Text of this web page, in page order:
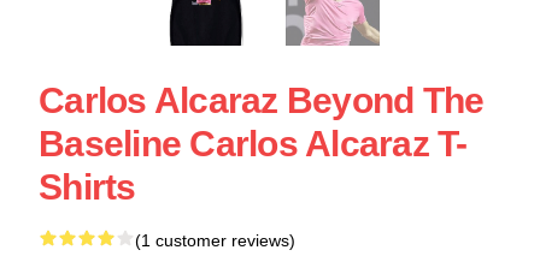
Carlos Alcaraz Beyond The
Baseline Carlos Alcaraz T-
Shirts
(1 customer reviews)